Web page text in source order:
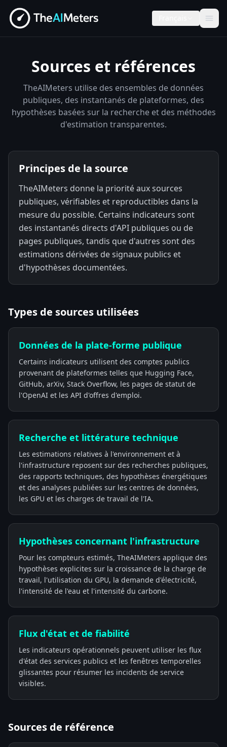
Sources et références
TheAIMeters utilise des ensembles de données
publiques, des instantanés de plateformes, des
hypothèses basées sur la recherche et des méthodes
d'estimation transparentes.
Principes de la source
TheAIMeters donne la priorité aux sources
publiques, vérifiables et reproductibles dans la
mesure du possible. Certains indicateurs sont
des instantanés directs d'API publiques ou de
pages publiques, tandis que d'autres sont des
estimations dérivées de signaux publics et
d'hypothèses documentées.
Types de sources utilisées
Données de la plate-forme publique
Certains indicateurs utilisent des comptes publics
provenant de plateformes telles que Hugging Face,
GitHub, arXiv, Stack Overflow, les pages de statut de
l'OpenAI et les API d'offres d'emploi.
Recherche et littérature technique
Les estimations relatives à l'environnement et à
l'infrastructure reposent sur des recherches publiques,
des rapports techniques, des hypothèses énergétiques
et des analyses publiées sur les centres de données,
les GPU et les charges de travail de l'IA.
Hypothèses concernant l'infrastructure
Pour les compteurs estimés, TheAIMeters applique des
hypothèses explicites sur la croissance de la charge de
travail, l'utilisation du GPU, la demande d'électricité,
l'intensité de l'eau et l'intensité du carbone.
Flux d'état et de fiabilité
Les indicateurs opérationnels peuvent utiliser les flux
d'état des services publics et les fenêtres temporelles
glissantes pour résumer les incidents de service
visibles.
Sources de référence